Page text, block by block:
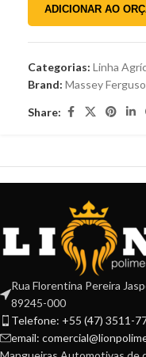
ADICIONAR AO
Categorias: Linha
Brand: Massey
Share:
Rua Florentina Pereira
89245-000
Telefone: +55 (47) 3511-
email: